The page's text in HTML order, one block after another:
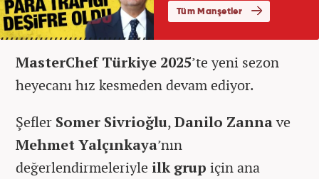
MasterChef Türkiye 2025’te yeni sezon
heyecanı hız kesmeden devam ediyor.
Şefler Somer Sivrioğlu,Danilo Zannave
Mehmet Yalçınkaya’nın
değerlendirmeleriyle ilk grup için ana